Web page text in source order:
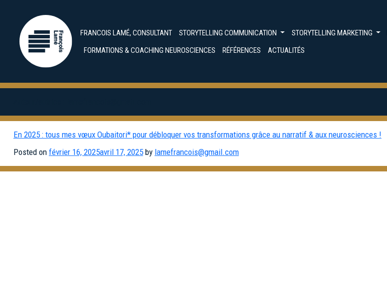
FRANCOIS LAMÉ, CONSULTANT STORYTELLING COMMUNICATION STORYTELLING MARKETING
FORMATIONS & COACHING NEUROSCIENCES
RÉFÉRENCES ACTUALITÉS
En 2025 : tous mes vœux Oubaitori* pour débloquer vos transformations grâce au narratif & aux neurosciences !
Posted on février 16, 2025avril 17, 2025by lamefrancois@gmail.com